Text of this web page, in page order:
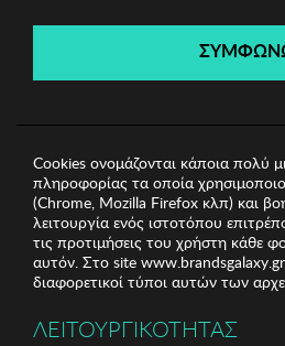
Λήγει σε: 00ημέρες | 00ώρες 00
Cookies ονομάζονται κάποια πολύ
πληροφορίας τα οποία
(Chrome, Mozilla Firefox κλπ) και
λειτουργία ενός ιστοτόπου
τις προτιμήσεις του χρήστη κάθε
αυτόν. Στο site
διαφορετικοί τύποι αυτών των
ΛΕΙΤΟΥΡΓΙΚΟΤΗΤΑΣ